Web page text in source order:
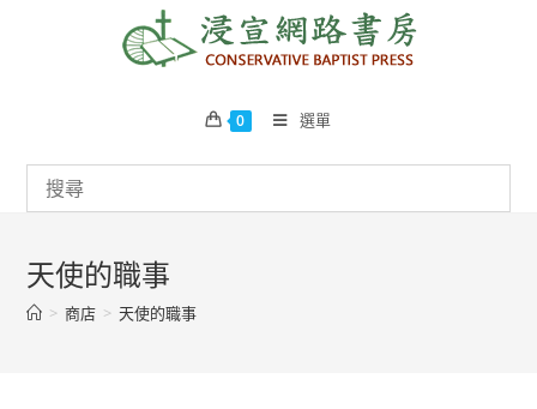
0 選單
天使的職事
> 商店 > 天使的職事